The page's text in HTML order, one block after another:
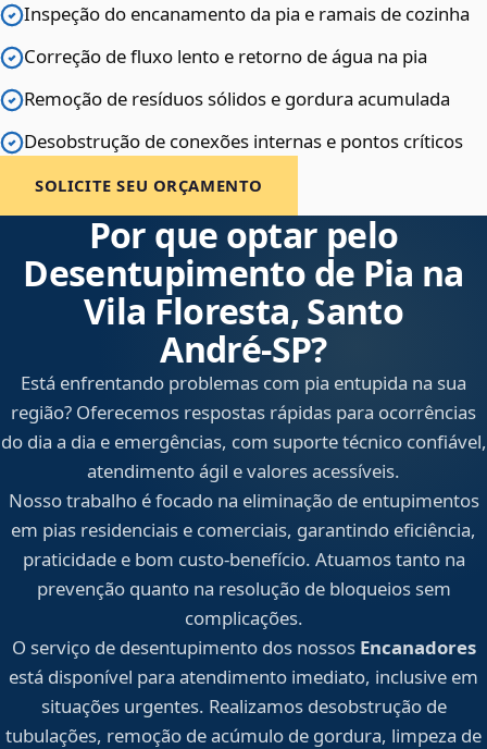
Inspeção do encanamento da pia e ramais de cozinha
Correção de fluxo lento e retorno de água na pia
Remoção de resíduos sólidos e gordura acumulada
Desobstrução de conexões internas e pontos críticos
SOLICITE SEU ORÇAMENTO
Por que optar pelo
Desentupimento de Pia na
Vila Floresta, Santo
André‑SP?
Está enfrentando problemas com pia entupida na sua
região? Oferecemos respostas rápidas para ocorrências
do dia a dia e emergências, com suporte técnico confiável,
atendimento ágil e valores acessíveis.
Nosso trabalho é focado na eliminação de entupimentos
em pias residenciais e comerciais, garantindo eficiência,
praticidade e bom custo-benefício. Atuamos tanto na
prevenção quanto na resolução de bloqueios sem
complicações.
O serviço de desentupimento dos nossos Encanadores
está disponível para atendimento imediato, inclusive em
situações urgentes. Realizamos desobstrução de
tubulações, remoção de acúmulo de gordura, limpeza de